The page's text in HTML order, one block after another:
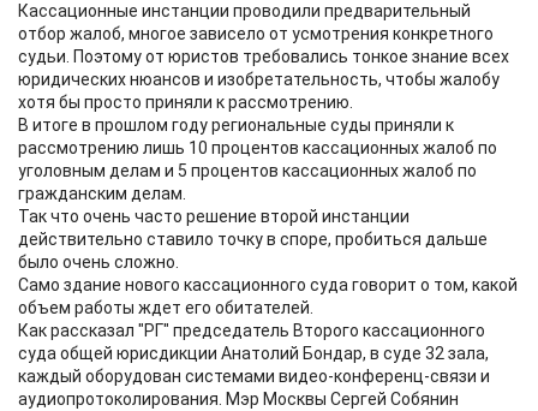
Кассационные инстанции проводили предварительный
отбор жалоб, многое зависело от усмотрения конкретного
судьи. Поэтому от юристов требовались тонкое знание всех
юридических нюансов и изобретательность, чтобы жалобу
хотя бы просто приняли к рассмотрению.
В итоге в прошлом году региональные суды приняли к
рассмотрению лишь 10 процентов кассационных жалоб по
уголовным делам и 5 процентов кассационных жалоб по
гражданским делам.
Так что очень часто решение второй инстанции
действительно ставило точку в споре, пробиться дальше
было очень сложно.
Само здание нового кассационного суда говорит о том, какой
объем работы ждет его обитателей.
Как рассказал "РГ" председатель Второго кассационного
суда общей юрисдикции Анатолий Бондар, в суде 32 зала,
каждый оборудован системами видео-конференц-связи и
аудиопротоколирования. Мэр Москвы Сергей Собянин